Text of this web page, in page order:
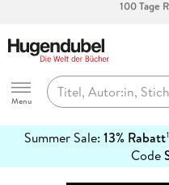
Abholung
Hugendubel
Menu
Summer Sale: 13% Rabatt
Code
erfahren